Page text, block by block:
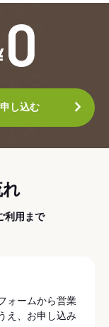
し込む
利用まで
ォームから営業
え、お申し込み